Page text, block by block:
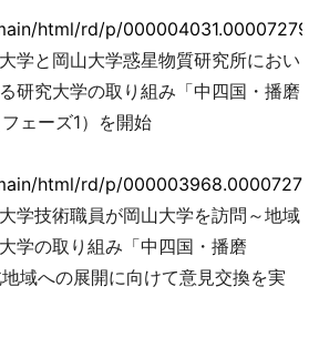
html/rd/p/
学と岡山大学惑星物質研究所におい
研究大学の取り組み「中四国・播磨
ェーズ1）を開始
html/rd/p/
学技術職員が岡山大学を訪問～地域
学の取り組み「中四国・播磨
域への展開に向けて意見交換を実